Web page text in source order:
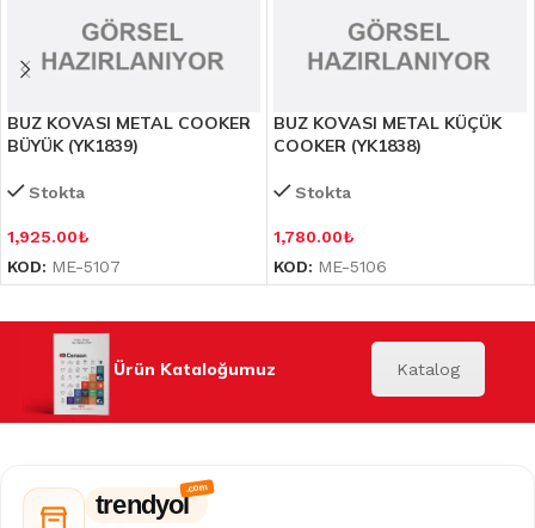
BUZ KOVASI METAL COOKER
BÜYÜK (YK1839)
Stokta
1,925.00₺
KOD: ME-5107
BUZ KOVASI METAL KÜÇÜK
COOKER (YK1838)
Stokta
1,780.00₺
KOD: ME-5106
Ürün Kataloğumuz Katalog
trendyol